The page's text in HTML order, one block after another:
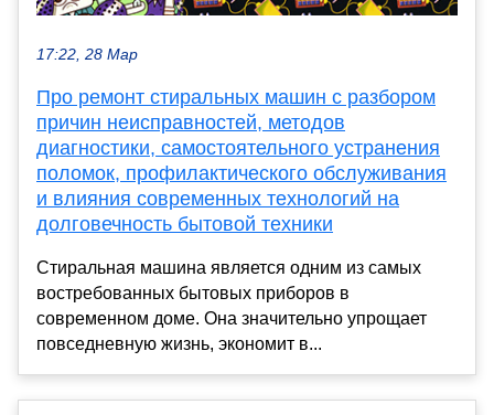
17:22, 28 Мар
Про ремонт стиральных машин с разбором
причин неисправностей, методов
диагностики, самостоятельного устранения
поломок, профилактического обслуживания
и влияния современных технологий на
долговечность бытовой техники
Стиральная машина является одним из самых
востребованных бытовых приборов в
современном доме. Она значительно упрощает
повседневную жизнь, экономит в...